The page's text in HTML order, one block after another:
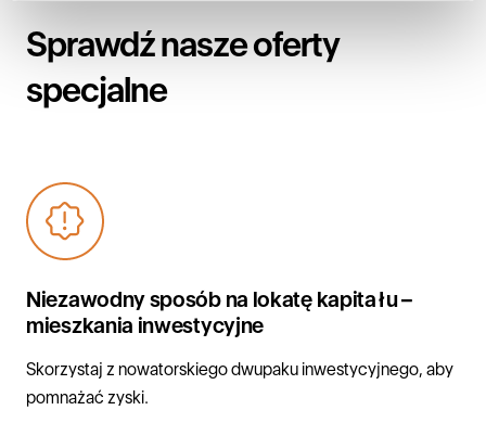
Sprawdź nasze oferty
specjalne
Niezawodny sposób na lokatę kapitału –
mieszkania inwestycyjne
Skorzystaj z nowatorskiego dwupaku inwestycyjnego, aby
pomnażać zyski.